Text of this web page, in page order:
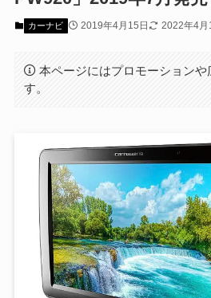
カーナビ 2019年4月15日 2022年4月
本ページにはプロモーションや
す。